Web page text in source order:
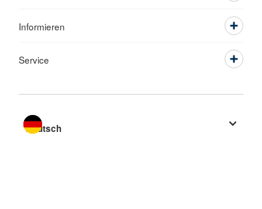
Informieren
Service
Sprache wechseln zu